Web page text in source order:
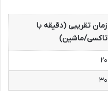
زمان تقریبی (دقیقه با
تاکسی/ماشین)
۲۰
۳۰